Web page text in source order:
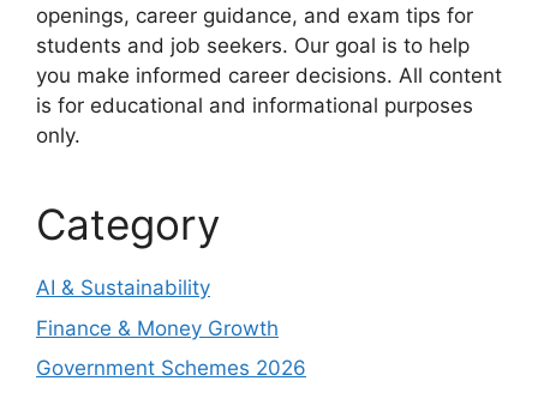
openings, career guidance, and exam tips for
students and job seekers. Our goal is to help
you make informed career decisions. All content
is for educational and informational purposes
only.
Category
AI & Sustainability
Finance & Money Growth
Government Schemes 2026